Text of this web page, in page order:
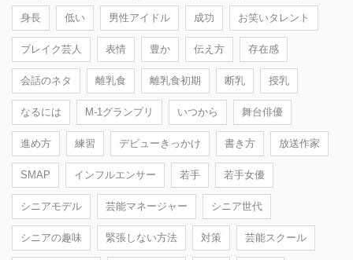
身長 低い 男性アイドル 成功 お笑いタレント
ブレイク芸人 表情 豊か 伝え方 存在感
会話のネタ 離乳食 離乳食初期 断乳 授乳
なるには M-1グランプリ いつから 舞台俳優
進め方 練習 デビューきっかけ 書き方 放送作家
SMAP インフルエンサー 若手 若手女優
シニアモデル 芸能マネージャー シニア世代
シニアの趣味 緊張しない方法 対策 芸能スクール